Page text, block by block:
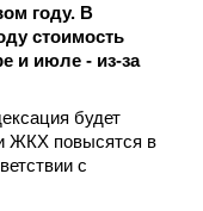
году. В
стоимость
и июле - из-за
будет
ЖКХ повысятся в
с